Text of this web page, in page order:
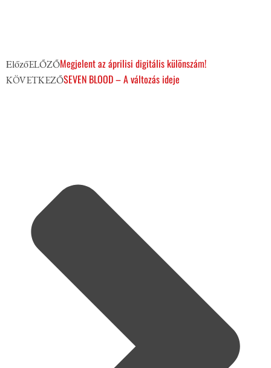
ElőzőELŐZŐMegjelent az áprilisi digitális különszám!
KÖVETKEZŐSEVEN BLOOD – A változás ideje